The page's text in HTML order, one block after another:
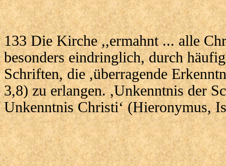
133 Die Kirche ,,ermahnt ... alle
besonders eindringlich, durch
Schriften, die ,überragende
3,8) zu erlangen. ,Unkenntnis der
Unkenntnis Christi‘ (Hieronymus,